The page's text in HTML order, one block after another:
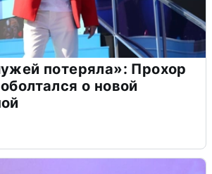
потеряла»: Прохор
о новой